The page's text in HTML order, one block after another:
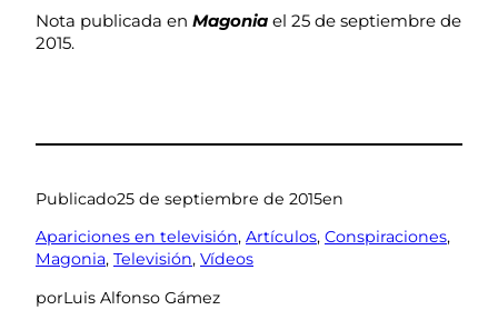
Nota publicada en Magonia el 25 de septiembre de
2015.
Publicado25 de septiembre de 2015en
Apariciones en televisión, Artículos, Conspiraciones
Magonia, Televisión, Vídeos
porLuis Alfonso Gámez